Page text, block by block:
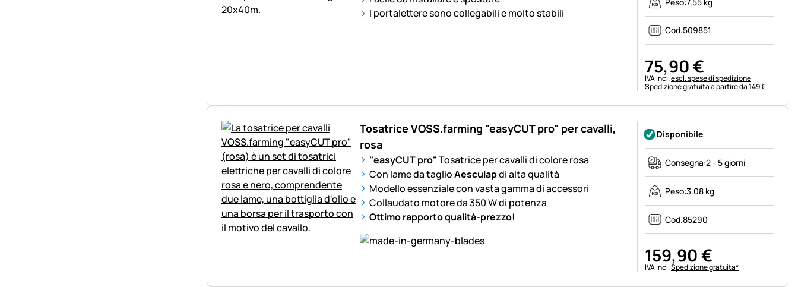
I portalettere sono collegabili e molto stabili
Cod.509851
75,90€
Informazioni fiscali:
IVA incl.escl. spese di spedizione
Spedizione gratuita a partire da 149 €
Tosatrice VOSS.farming "easyCUT pro" per cavalli,
rosa
"easyCUT pro"Tosatrice per cavalli di colore rosa
Con lame da taglioAesculapdi alta qualità
Modello essenziale con vasta gamma di accessori
Collaudato motore da 350 W di potenza
Ottimo rapporto qualità-prezzo!
Disponibile
Consegna:2 - 5 giorni
Peso:3,08 kg
Cod.85290
159,90€
Informazioni fiscali:
IVA incl.Spedizione gratuita*